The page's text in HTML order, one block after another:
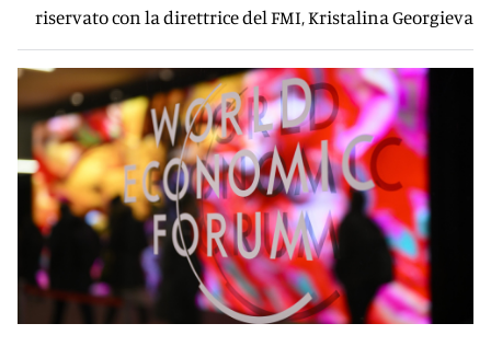
riservato con la direttrice del FMI, Kristalina Georgieva